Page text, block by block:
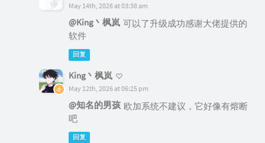
May 14th, 2026 at 03:38 am
@King丶枫岚 可以了升级成功感谢大佬提供的
软件
回复
King丶枫岚
May 12th, 2026 at 06:25 pm
@知名的男孩 欧加系统不建议，它好像有熔断
吧
回复